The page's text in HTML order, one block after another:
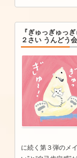
『ぎゅっぎゅっ
２さい うんどう
に続く第３弾のメ